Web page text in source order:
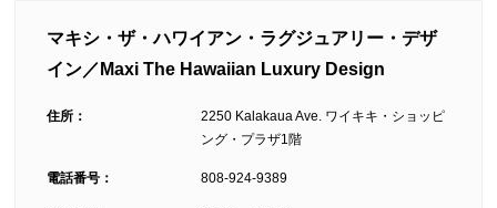
マキシ・ザ・ハワイアン・ラグジュアリー・デザ
イン／Maxi The Hawaiian Luxury Design
住所：
2250 Kalakaua Ave. ワイキキ・ショッピ
ング・プラザ1階
電話番号： 808-924-9389